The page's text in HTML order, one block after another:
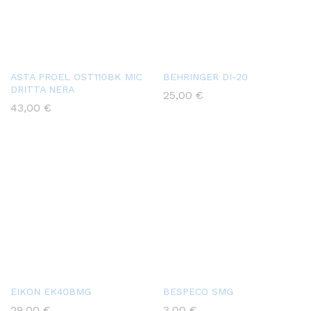
ASTA PROEL OST110BK MIC
DRITTA NERA
43,00 €
BEHRINGER DI-20
25,00 €
EIKON EK40BMG BESPECO SMG